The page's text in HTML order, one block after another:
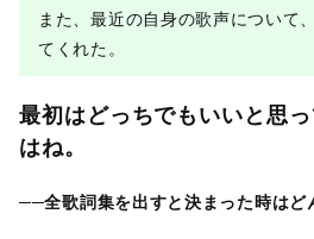
また、最近の自身の歌声について
てくれた。
最初はどっちでもいいと思
はね。
──全歌詞集を出すと決まった時はど